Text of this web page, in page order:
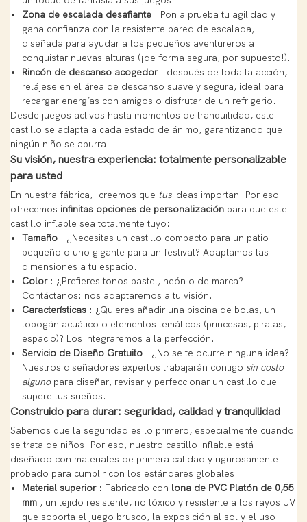
Zona de escalada desafiante: Pon a prueba tu agilidad y
gana confianza con la resistente pared de escalada,
diseñada para ayudar a los pequeños aventureros a
conquistar nuevas alturas (¡de forma segura, por supuesto!).
Rincón de descanso acogedor: después de toda la acción,
relájese en el área de descanso suave y segura, ideal para
recargar energías con amigos o disfrutar de un refrigerio.
Desde juegos activos hasta momentos de tranquilidad, este
castillo se adapta a cada estado de ánimo, garantizando que
ningún niño se aburra.
Su visión, nuestra experiencia: totalmente personalizable
para usted
En nuestra fábrica, ¡creemos que tusideas importan! Por eso
ofrecemos infinitas opciones de personalización para que este
castillo inflable sea totalmente tuyo:
Tamaño: ¿Necesitas un castillo compacto para un patio
pequeño o uno gigante para un festival? Adaptamos las
dimensiones a tu espacio.
Color: ¿Prefieres tonos pastel, neón o de marca?
Contáctanos: nos adaptaremos a tu visión.
Características: ¿Quieres añadir una piscina de bolas, un
tobogán acuático o elementos temáticos (princesas, piratas,
espacio)? Los integraremos a la perfección.
Servicio de Diseño Gratuito: ¿No se te ocurre ninguna idea?
Nuestros diseñadores expertos trabajarán contigo sin costo
algunopara diseñar, revisar y perfeccionar un castillo que
supere tus sueños.
Construido para durar: seguridad, calidad y tranquilidad
Sabemos que la seguridad es lo primero, especialmente cuando
se trata de niños. Por eso, nuestro castillo inflable está
diseñado con materiales de primera calidad y rigurosamente
probado para cumplir con los estándares globales:
Material superior: Fabricado con lona de PVC Platón de 0,55
mm, un tejido resistente, no tóxico y resistente a los rayos UV
que soporta el juego brusco, la exposición al sol y el uso